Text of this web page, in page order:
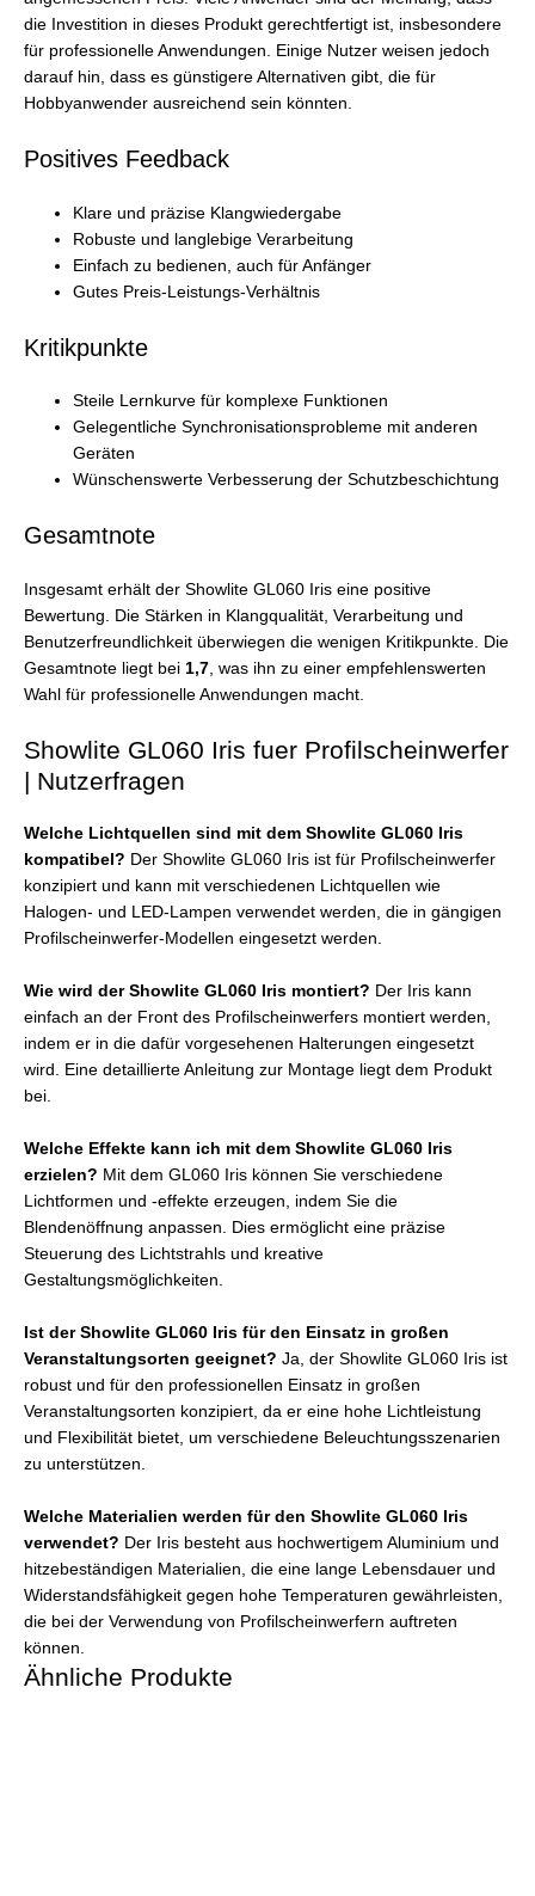
die Investition in dieses Produkt gerechtfertigt ist, insbesondere
für professionelle Anwendungen. Einige Nutzer weisen jedoch
darauf hin, dass es günstigere Alternativen gibt, die für
Hobbyanwender ausreichend sein könnten.
Positives Feedback
Klare und präzise Klangwiedergabe
Robuste und langlebige Verarbeitung
Einfach zu bedienen, auch für Anfänger
Gutes Preis-Leistungs-Verhältnis
Kritikpunkte
Steile Lernkurve für komplexe Funktionen
Gelegentliche Synchronisationsprobleme mit anderen
Geräten
Wünschenswerte Verbesserung der Schutzbeschichtung
Gesamtnote
Insgesamt erhält der Showlite GL060 Iris eine positive
Bewertung. Die Stärken in Klangqualität, Verarbeitung und
Benutzerfreundlichkeit überwiegen die wenigen Kritikpunkte. Die
Gesamtnote liegt bei 1,7, was ihn zu einer empfehlenswerten
Wahl für professionelle Anwendungen macht.
Showlite GL060 Iris fuer Profilscheinwerfer
| Nutzerfragen
Welche Lichtquellen sind mit dem Showlite GL060 Iris
kompatibel? Der Showlite GL060 Iris ist für Profilscheinwerfer
konzipiert und kann mit verschiedenen Lichtquellen wie
Halogen- und LED-Lampen verwendet werden, die in gängigen
Profilscheinwerfer-Modellen eingesetzt werden.
Wie wird der Showlite GL060 Iris montiert? Der Iris kann
einfach an der Front des Profilscheinwerfers montiert werden,
indem er in die dafür vorgesehenen Halterungen eingesetzt
wird. Eine detaillierte Anleitung zur Montage liegt dem Produkt
bei.
Welche Effekte kann ich mit dem Showlite GL060 Iris
erzielen? Mit dem GL060 Iris können Sie verschiedene
Lichtformen und -effekte erzeugen, indem Sie die
Blendenöffnung anpassen. Dies ermöglicht eine präzise
Steuerung des Lichtstrahls und kreative
Gestaltungsmöglichkeiten.
Ist der Showlite GL060 Iris für den Einsatz in großen
Veranstaltungsorten geeignet? Ja, der Showlite GL060 Iris ist
robust und für den professionellen Einsatz in großen
Veranstaltungsorten konzipiert, da er eine hohe Lichtleistung
und Flexibilität bietet, um verschiedene Beleuchtungsszenarien
zu unterstützen.
Welche Materialien werden für den Showlite GL060 Iris
verwendet? Der Iris besteht aus hochwertigem Aluminium und
hitzebeständigen Materialien, die eine lange Lebensdauer und
Widerstandsfähigkeit gegen hohe Temperaturen gewährleisten,
die bei der Verwendung von Profilscheinwerfern auftreten
können.
Ähnliche Produkte